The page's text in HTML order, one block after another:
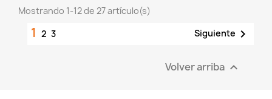
Mostrando 1-12 de 27 artículo(s)
1 2 3 Siguiente 
Volver arriba 